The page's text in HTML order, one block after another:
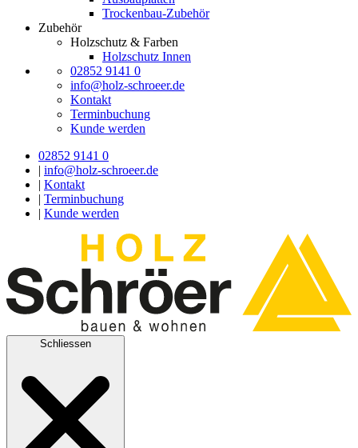
Trockenbau-Zubehör
Zubehör
Holzschutz & Farben
Holzschutz Innen
02852 9141 0
info@holz-schroeer.de
Kontakt
Terminbuchung
Kunde werden
02852 9141 0
info@holz-schroeer.de
Kontakt
Terminbuchung
Kunde werden
Schliessen